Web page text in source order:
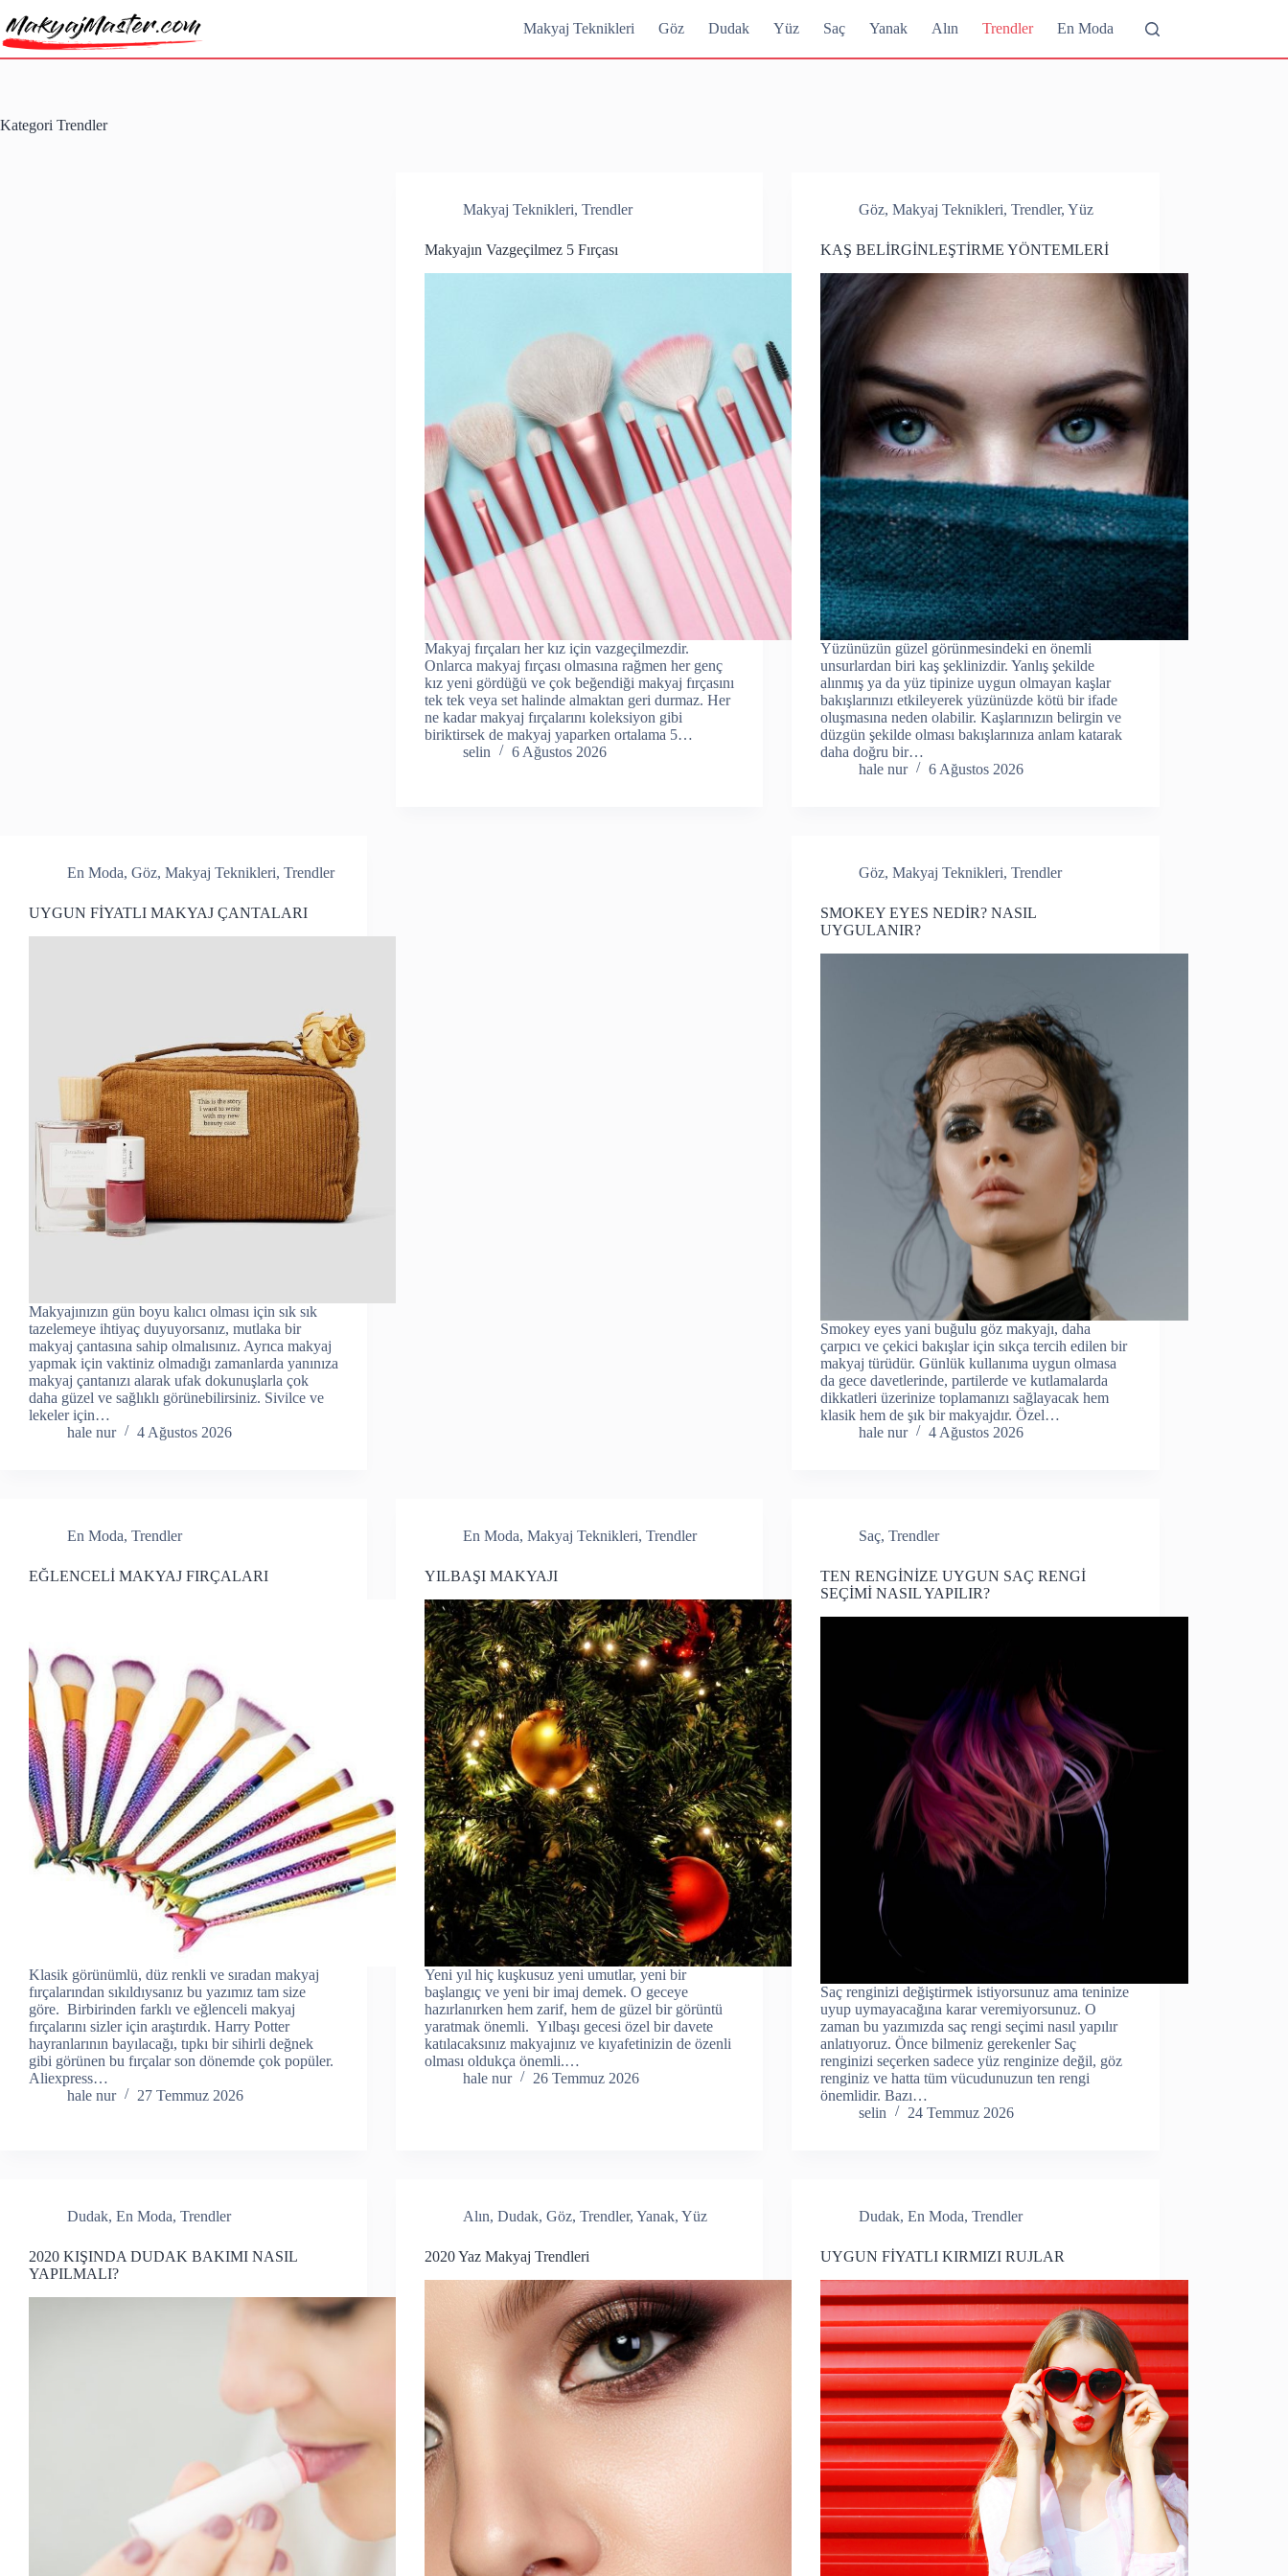
to
content
Makyaj Teknikleri Göz Dudak Yüz Saç Yanak Alın Trendler En Moda
Kategori Trendler
Makyaj Teknikleri,Trendler
Makyajın Vazgeçilmez 5 Fırçası
Makyaj fırçaları her kız için vazgeçilmezdir.
Onlarca makyaj fırçası olmasına rağmen her genç
kız yeni gördüğü ve çok beğendiği makyaj fırçasını
tek tek veya set halinde almaktan geri durmaz. Her
ne kadar makyaj fırçalarını koleksiyon gibi
biriktirsek de makyaj yaparken ortalama 5…
selin
6 Ağustos 2026
Göz,Makyaj Teknikleri,Trendler,Yüz
KAŞ BELİRGİNLEŞTİRME YÖNTEMLERİ
Yüzünüzün güzel görünmesindeki en önemli
unsurlardan biri kaş şeklinizdir. Yanlış şekilde
alınmış ya da yüz tipinize uygun olmayan kaşlar
bakışlarınızı etkileyerek yüzünüzde kötü bir ifade
oluşmasına neden olabilir. Kaşlarınızın belirgin ve
düzgün şekilde olması bakışlarınıza anlam katarak
daha doğru bir…
hale nur
6 Ağustos 2026
En Moda, Göz, Makyaj Teknikleri, Trendler
UYGUN FİYATLI MAKYAJ ÇANTALARI
Makyajınızın gün boyu kalıcı olması için sık sık
tazelemeye ihtiyaç duyuyorsanız, mutlaka bir
makyaj çantasına sahip olmalısınız. Ayrıca makyaj
yapmak için vaktiniz olmadığı zamanlarda yanınıza
makyaj çantanızı alarak ufak dokunuşlarla çok
daha güzel ve sağlıklı görünebilirsiniz. Sivilce ve
lekeler için…
hale nur
4 Ağustos 2026
Göz,Makyaj Teknikleri,Trendler
SMOKEY EYES NEDİR? NASIL
UYGULANIR?
Smokey eyes yani buğulu göz makyajı, daha
çarpıcı ve çekici bakışlar için sıkça tercih edilen bir
makyaj türüdür. Günlük kullanıma uygun olmasa
da gece davetlerinde, partilerde ve kutlamalarda
dikkatleri üzerinize toplamanızı sağlayacak hem
klasik hem de şık bir makyajdır. Özel…
hale nur
4 Ağustos 2026
En Moda, Trendler
EĞLENCELİ MAKYAJ FIRÇALARI
Klasik görünümlü, düz renkli ve sıradan makyaj
fırçalarından sıkıldıysanız bu yazımız tam size
göre. Birbirinden farklı ve eğlenceli makyaj
fırçalarını sizler için araştırdık. Harry Potter
hayranlarının bayılacağı, tıpkı bir sihirli değnek
gibi görünen bu fırçalar son dönemde çok popüler.
Aliexpress…
hale nur
27 Temmuz 2026
En Moda,Makyaj Teknikleri,Trendler
YILBAŞI MAKYAJI
Yeni yıl hiç kuşkusuz yeni umutlar, yeni bir
başlangıç ve yeni bir imaj demek. O geceye
hazırlanırken hem zarif, hem de güzel bir görüntü
yaratmak önemli. Yılbaşı gecesi özel bir davete
katılacaksınız makyajınız ve kıyafetinizin de özenli
olması oldukça önemli.…
hale nur
26 Temmuz 2026
Saç,Trendler
TEN RENGİNİZE UYGUN SAÇ RENGİ
SEÇİMİ NASIL YAPILIR?
Saç renginizi değiştirmek istiyorsunuz ama teninize
uyup uymayacağına karar veremiyorsunuz. O
zaman bu yazımızda saç rengi seçimi nasıl yapılır
anlatıyoruz. Önce bilmeniz gerekenler Saç
renginizi seçerken sadece yüz renginize değil, göz
renginiz ve hatta tüm vücudunuzun ten rengi
önemlidir. Bazı…
selin
24 Temmuz 2026
Dudak, En Moda, Trendler
2020 KIŞINDA DUDAK BAKIMI NASIL
YAPILMALI?
Alın,Dudak,Göz,Trendler,Yanak,Yüz
2020 Yaz Makyaj Trendleri
Dudak,En Moda,Trendler
UYGUN FİYATLI KIRMIZI RUJLAR